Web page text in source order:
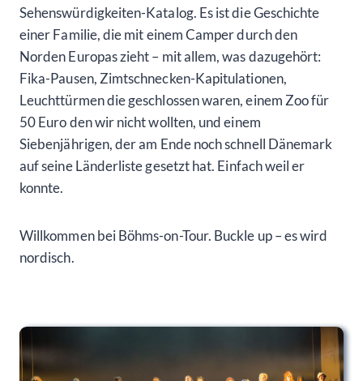
Sehenswürdigkeiten-Katalog. Es ist die Geschichte
einer Familie, die mit einem Camper durch den
Norden Europas zieht – mit allem, was dazugehört:
Fika-Pausen, Zimtschnecken-Kapitulationen,
Leuchttürmen die geschlossen waren, einem Zoo für
50 Euro den wir nicht wollten, und einem
Siebenjährigen, der am Ende noch schnell Dänemark
auf seine Länderliste gesetzt hat. Einfach weil er
konnte.
Willkommen bei Böhms-on-Tour. Buckle up – es wird
nordisch.